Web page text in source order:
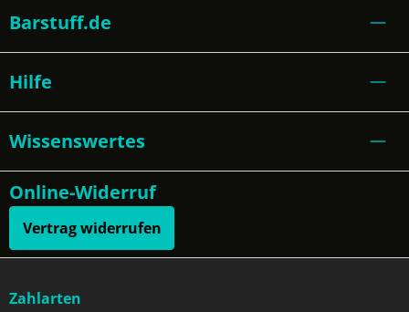
Barstuff.de
Hilfe
Wissenswertes
Online-Widerruf
Vertrag widerrufen
Zahlarten